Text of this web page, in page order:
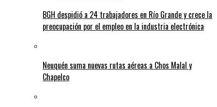
BGH despidió a 24 trabajadores en Río Grande y crece la
preocupación por el empleo en la industria electrónica
Neuquén suma nuevas rutas aéreas a Chos Malal y
Chapelco